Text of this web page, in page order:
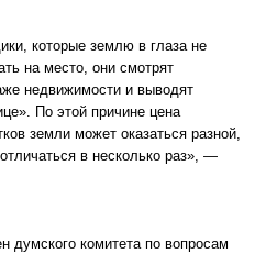
которые землю в глаза не
на место, они смотрят
недвижимости и выводят
По этой причине цена
земли может оказаться разной,
в несколько раз», —
думского комитета по вопросам